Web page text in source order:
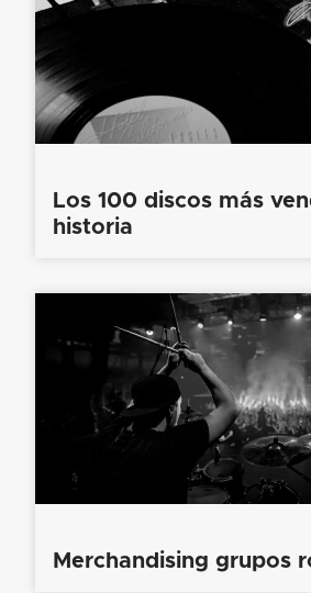
Los 100 discos más
historia
Merchandising grupos